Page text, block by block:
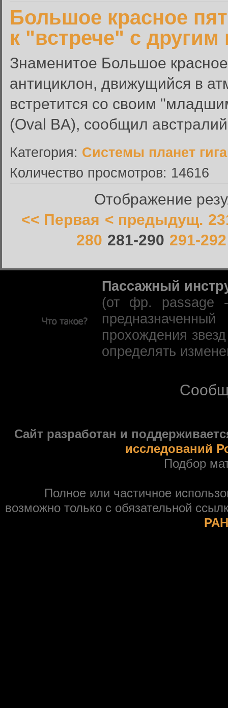
Большое красное
к "встрече" с
Знаменитое Большое
антициклон, движущийся в
встретится со своим
(Oval BA), сообщил
Категория: Системы планет
Количество просмотров: 14616
Отображение
<< Первая < предыдущ.
280 281-290 291-292
Пассажный
(от фр. passage -
прохождения
определять
Сайт разработан и
исследований
Подбор
Полное или частичное
возможно только с обязательной